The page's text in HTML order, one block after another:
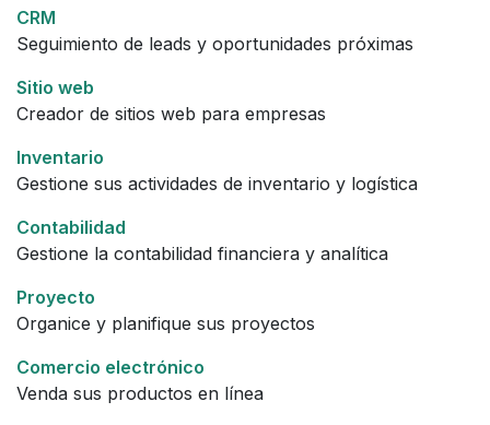
CRM
Seguimiento de leads y oportunidades próximas
Sitio web
Creador de sitios web para empresas
Inventario
Gestione sus actividades de inventario y logística
Contabilidad
Gestione la contabilidad financiera y analítica
Proyecto
Organice y planifique sus proyectos
Comercio electrónico
Venda sus productos en línea